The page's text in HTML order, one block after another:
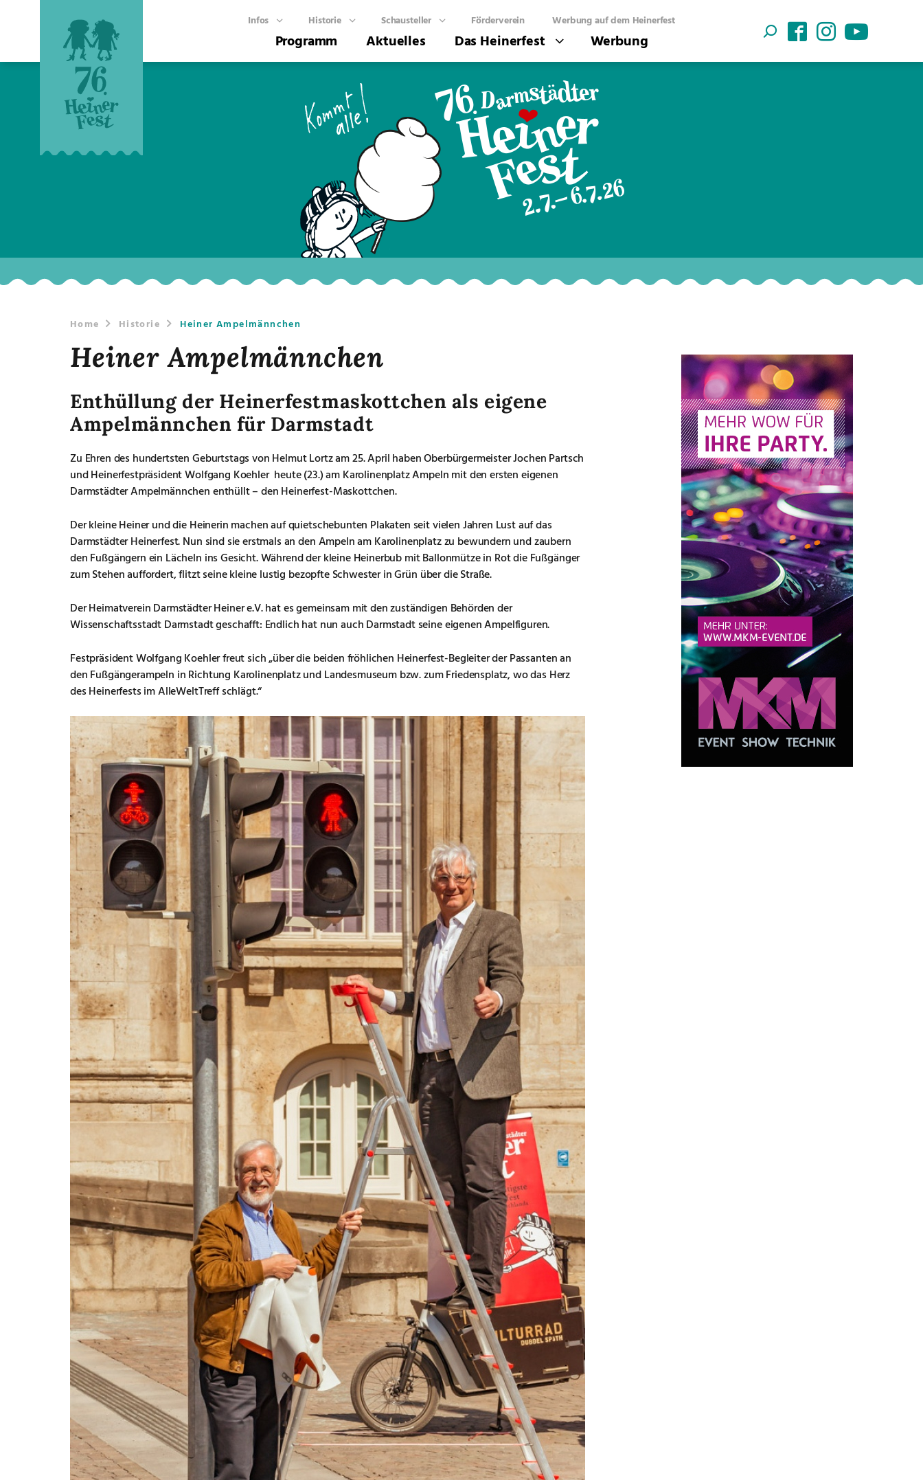
Programm Aktuelles Das Heinerfest Werbung
Infos Historie Schausteller Förderverein Werbung auf dem Heinerfest
Home Historie Heiner Ampelmännchen
Heiner Ampelmännchen
Enthüllung der Heinerfestmaskottchen als eigene
Ampelmännchen für Darmstadt
Zu Ehren des hundertsten Geburtstags von Helmut Lortz am 25. April haben Oberbürgermeister Jochen Partsch
und Heinerfestpräsident Wolfgang Koehler heute (23.) am Karolinenplatz Ampeln mit den ersten eigenen
Darmstädter Ampelmännchen enthüllt – den Heinerfest-Maskottchen.
Der kleine Heiner und die Heinerin machen auf quietschebunten Plakaten seit vielen Jahren Lust auf das
Darmstädter Heinerfest. Nun sind sie erstmals an den Ampeln am Karolinenplatz zu bewundern und zaubern
den Fußgängern ein Lächeln ins Gesicht. Während der kleine Heinerbub mit Ballonmütze in Rot die Fußgänger
zum Stehen auffordert, flitzt seine kleine lustig bezopfte Schwester in Grün über die Straße.
Der Heimatverein Darmstädter Heiner e.V. hat es gemeinsam mit den zuständigen Behörden der
Wissenschaftsstadt Darmstadt geschafft: Endlich hat nun auch Darmstadt seine eigenen Ampelfiguren.
Festpräsident Wolfgang Koehler freut sich „über die beiden fröhlichen Heinerfest-Begleiter der Passanten an
den Fußgängerampeln in Richtung Karolinenplatz und Landesmuseum bzw. zum Friedensplatz, wo das Herz
des Heinerfests im AlleWeltTreff schlägt.“